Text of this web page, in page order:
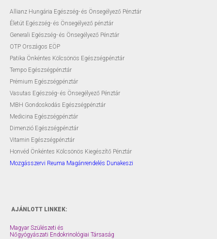
Allianz Hungária Egészség- és Önsegélyező Pénztár
Életút Egészség- és Önsegélyező pénztár
Generali Egészség- és Önsegélyező Pénztár
OTP Országos EÖP
Patika Önkéntes Kölcsönös Egészségpénztár
Tempo Egészségpénztár
Prémium Egészségpénztár
Vasutas Egészség- és Önsegélyező Pénztár
MBH Gondoskodás Egészségpénztár
Medicina Egészségpénztár
Dimenzió Egészségpénztár
Vitamin Egészségpénztár
Honvéd Önkéntes Kölcsönös Kiegészítő Pénztár
Mozgásszervi Reuma Magánrendelés Dunakeszi
AJÁNLOTT LINKEK:
Magyar Szülészeti és
Nőgyógyászati Endokrinológiai Társaság